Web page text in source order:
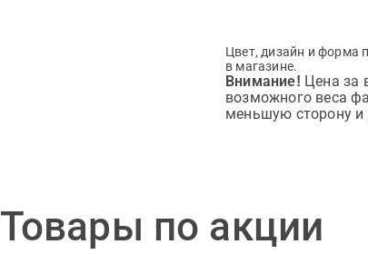
Цвет, дизайн и форма
в магазине.
Внимание! Цена за
возможного веса
меньшую сторону и
Товары по акции